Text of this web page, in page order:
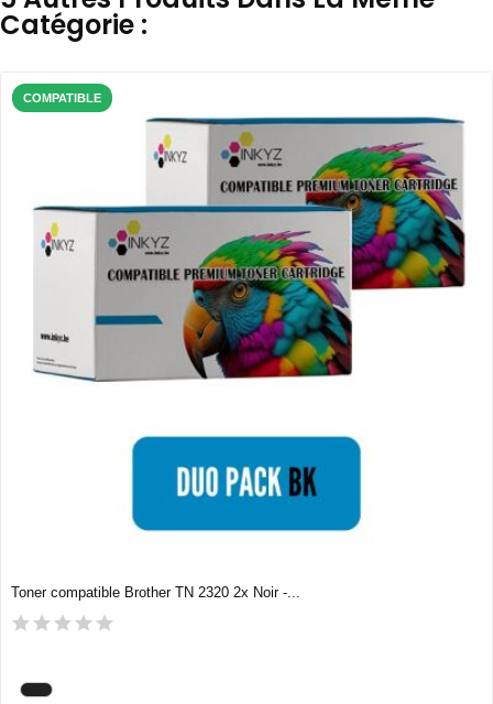
Catégorie :
COMPATIBLE
Toner compatible Brother TN 2320 2x Noir -...